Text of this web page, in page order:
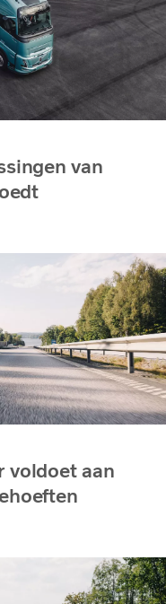
van
voldoet aan